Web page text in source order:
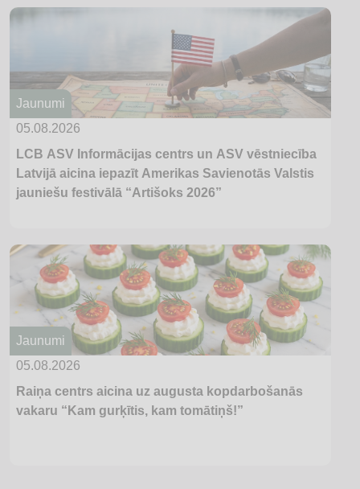
Jaunumi
05.08.2026
LCB ASV Informācijas centrs un ASV vēstniecība
Latvijā aicina iepazīt Amerikas Savienotās Valstis
jauniešu festivālā “Artišoks 2026”
Jaunumi
05.08.2026
Raiņa centrs aicina uz augusta kopdarbošanās
vakaru “Kam gurķītis, kam tomātiņš!”